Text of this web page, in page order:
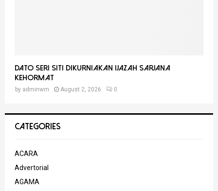
Dato Seri Siti Dikurniakan Ijazah Sarjana
Kehormat
by adminwm August 2, 2026 0
CATEGORIES
ACARA
Advertorial
AGAMA